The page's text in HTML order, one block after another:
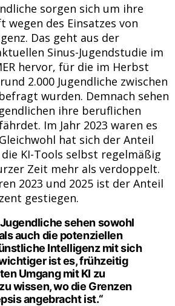
sorgen sich um ihre
wegen des Einsatzes von
Das geht aus der
Sinus-Jugendstudie im
hervor, für die im Herbst
2.000 Jugendliche zwischen
wurden. Demnach sehen
ihre beruflichen
Im Jahr 2023 waren es
hat sich der Anteil
KI-Tools selbst regelmäßig
Zeit mehr als verdoppelt.
2023 und 2025 ist der Anteil
gestiegen.
sehen sowohl
auch die potenziellen
Intelligenz mit sich
ist es, frühzeitig
Umgang mit KI zu
wissen, wo die Grenzen
angebracht ist.“